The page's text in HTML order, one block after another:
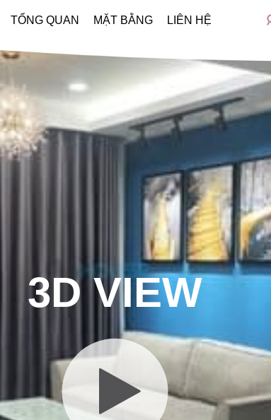
TỔNG QUAN MẶT BẰNG LIÊN HỆ
3D VIEW